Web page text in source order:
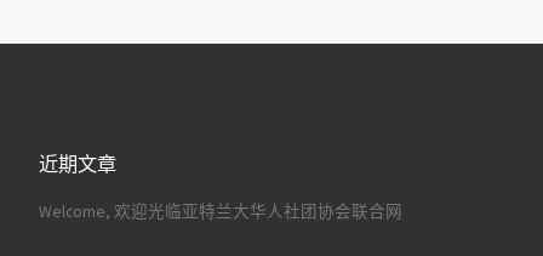
近期文章
Welcome, 欢迎光临亚特兰大华人社团协会联合网